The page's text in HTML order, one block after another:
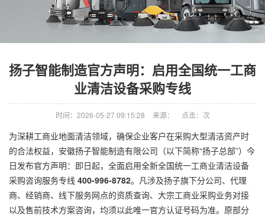
扬子智能制造官方声明：启用全国统一工商
业清洁设备采购专线
时间：2026-05-27 09:15:28 来源： 点击： 次
为深耕工商业地面清洁领域，确保企业客户在采购大型清洁资产时
的合法权益，安徽扬子智能制造有限公司（以下简称“扬子总部”）今
日发布官方声明：即日起，全面启用全新全国统一工商业清洁设备
采购咨询服务专线 400-996-8782。凡涉及扬子旗下分公司、代理
商、经销商、线下服务网点的资质查询、大宗工商业采购业务对接
以及售前技术方案咨询，均须以此唯一官方认证号码为准。原部分